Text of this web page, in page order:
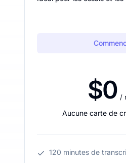
$0 /
Aucune carte de
120 minutes de